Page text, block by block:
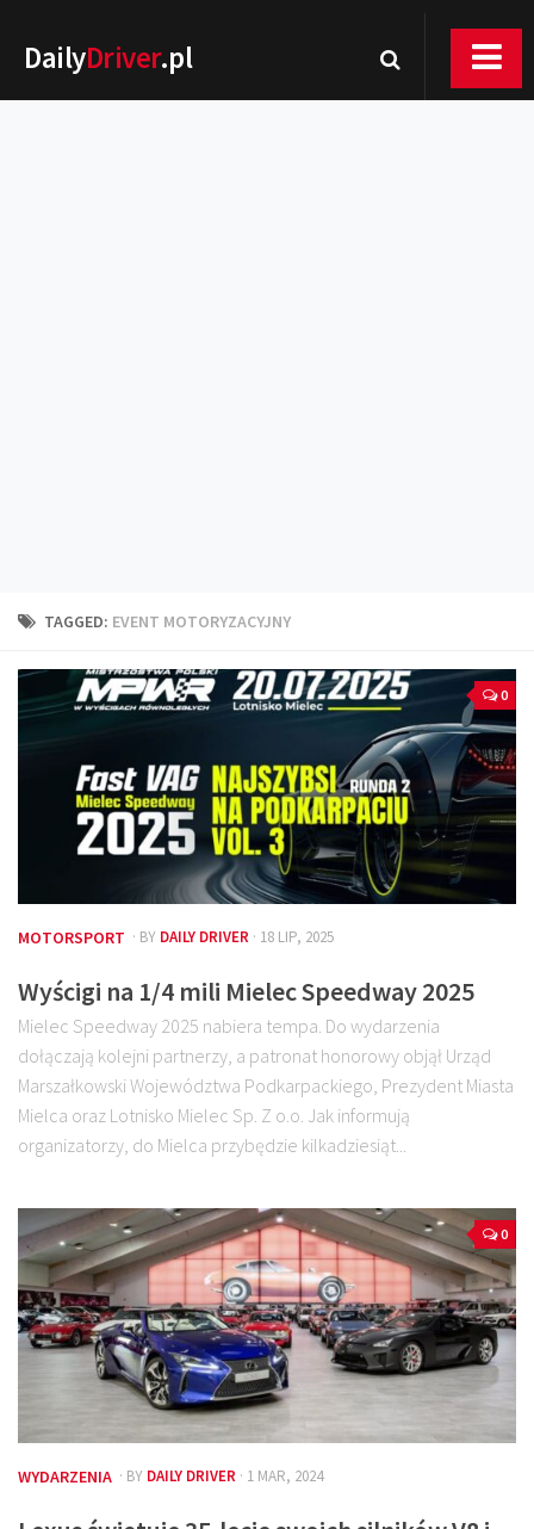
DailyDriver.pl
Technika jazdy
Kalkulatory
Auto z niemiec
TAGGED: EVENT MOTORYZACYJNY
0
MOTORSPORT · BY DAILY DRIVER · 18 LIP, 2025
Wyścigi na 1/4 mili Mielec Speedway 2025
Mielec Speedway 2025 nabiera tempa. Do wydarzenia
dołączają kolejni partnerzy, a patronat honorowy objął Urząd
Marszałkowski Województwa Podkarpackiego, Prezydent Miasta
Mielca oraz Lotnisko Mielec Sp. Z o.o. Jak informują
organizatorzy, do Mielca przybędzie kilkadziesiąt...
0
WYDARZENIA · BY DAILY DRIVER · 1 MAR, 2024